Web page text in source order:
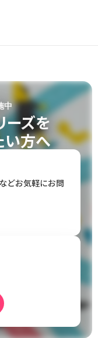
中
ーズを
い方へ
どお気軽にお問